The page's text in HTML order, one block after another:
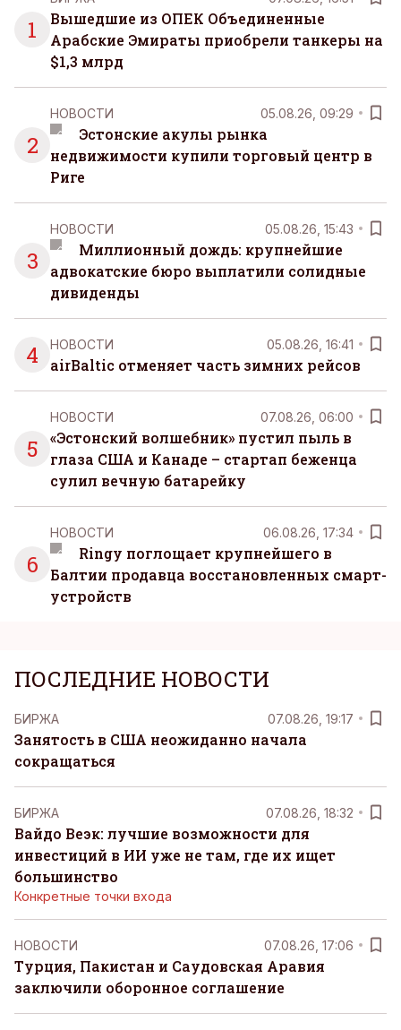
1
Вышедшие из ОПЕК Объединенные
Арабские Эмираты приобрели танкеры на
$1,3 млрд
2
НОВОСТИ 05.08.26, 09:29
Эстонские акулы рынка
недвижимости купили торговый центр в
Риге
3
НОВОСТИ 05.08.26, 15:43
Миллионный дождь: крупнейшие
адвокатские бюро выплатили солидные
дивиденды
4 НОВОСТИ 05.08.26, 16:41
airBaltic отменяет часть зимних рейсов
5
НОВОСТИ 07.08.26, 06:00
«Эстонский волшебник» пустил пыль в
глаза США и Канаде – стартап беженца
сулил вечную батарейку
6
НОВОСТИ 06.08.26, 17:34
Ringy поглощает крупнейшего в
Балтии продавца восстановленных смарт-
устройств
ПОСЛЕДНИЕ НОВОСТИ
БИРЖА 07.08.26, 19:17
Занятость в США неожиданно начала
сокращаться
БИРЖА 07.08.26, 18:32
Вайдо Веэк: лучшие возможности для
инвестиций в ИИ уже не там, где их ищет
большинство
Конкретные точки входа
НОВОСТИ 07.08.26, 17:06
Турция, Пакистан и Саудовская Аравия
заключили оборонное соглашение